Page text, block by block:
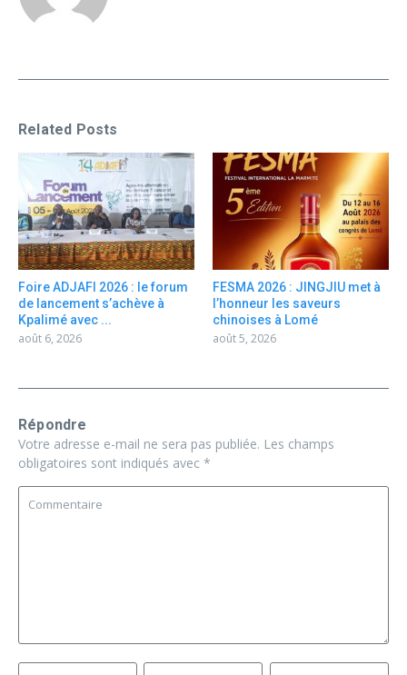
Related Posts
Foire ADJAFI 2026 : le forum
de lancement s’achève à
Kpalimé avec ...
août 6, 2026
FESMA 2026 : JINGJIU met à
l’honneur les saveurs
chinoises à Lomé
août 5, 2026
Répondre
Votre adresse e-mail ne sera pas publiée. Les champs
obligatoires sont indiqués avec *